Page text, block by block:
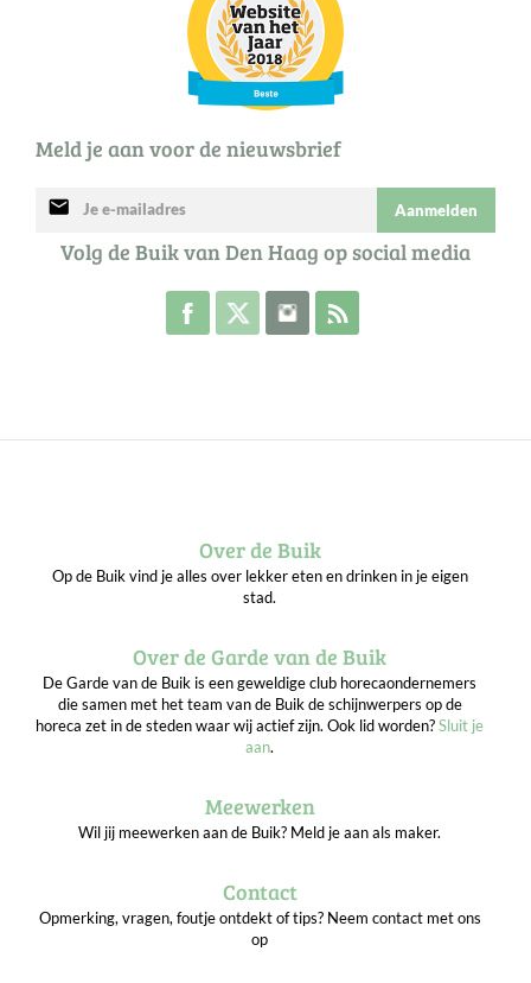
Meld je aan voor de nieuwsbrief
mail Aanmelden
Volg de Buik van Den Haag op social media
Volg de Buik op Facebook
Volg de Buik op Twitter
Volg de Buik op Instagram
Over de Buik
Op de Buik vind je alles over lekker eten en drinken in je eigen
stad.
Over de Garde van de Buik
De Garde van de Buik is een geweldige club horecaondernemers
die samen met het team van de Buik de schijnwerpers op de
horeca zet in de steden waar wij actief zijn. Ook lid worden?Sluit je
aan.
Meewerken
Wil jij meewerken aan de Buik? Meld je aan als maker.
Contact
Opmerking, vragen, foutje ontdekt of tips? Neem contact met ons
op